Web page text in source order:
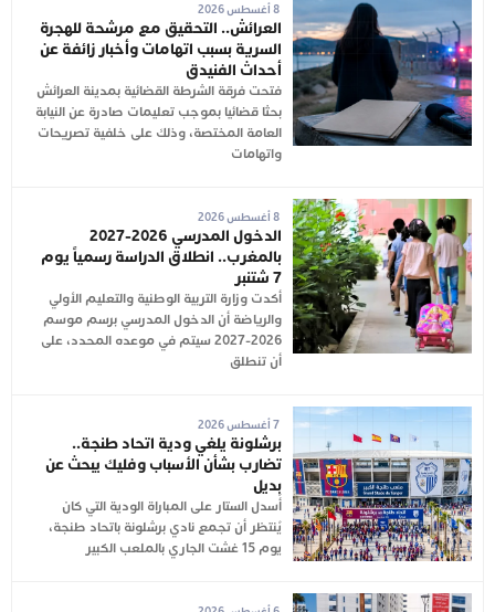
8 أغسطس 2026
العرائش.. التحقيق مع مرشحة للهجرة
السرية بسبب اتهامات وأخبار زائفة عن
أحداث الفنيدق
فتحت فرقة الشرطة القضائية بمدينة العرائش
بحثا قضائيا بموجب تعليمات صادرة عن النيابة
العامة المختصة، وذلك على خلفية تصريحات
واتهامات
8 أغسطس 2026
الدخول المدرسي 2026-2027
بالمغرب.. انطلاق الدراسة رسمياً يوم
7 شتنبر
أكدت وزارة التربية الوطنية والتعليم الأولي
والرياضة أن الدخول المدرسي برسم موسم
2026-2027 سيتم في موعده المحدد، على
أن تنطلق
7 أغسطس 2026
برشلونة يلغي ودية اتحاد طنجة..
تضارب بشأن الأسباب وفليك يبحث عن
بديل
أُسدل الستار على المباراة الودية التي كان
يُنتظر أن تجمع نادي برشلونة باتحاد طنجة،
يوم 15 غشت الجاري بالملعب الكبير